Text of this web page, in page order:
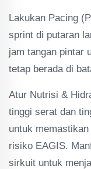
Lakukan Pacing
sprint di putaran
jam tangan pintar
tetap berada di
Atur Nutrisi &
tinggi serat dan
untuk
risiko EAGIS.
sirkuit untuk